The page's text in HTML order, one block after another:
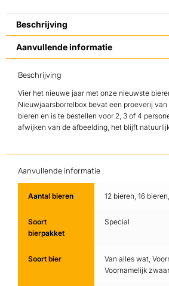
Beschrijving
Aanvullende informatie
Beschrijving
Vier het nieuwe jaar met onze nieuwste
Nieuwjaarsborrelbox bevat een proeverij
bieren en is te bestellen voor 2, 3 of 4
afwijken van de afbeelding, het blijft
Aanvullende informatie
Aantal bieren 12 bieren, 16
Soort
bierpakket
Special
Soort bier
Van alles wat,
Voornamelijk zwaar